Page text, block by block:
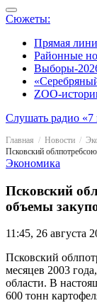
Сюжеты:
Прямая
Районные
Выборы-
ZOO-
Слушать радио «7
Главная Новости
Экономика
Псковский
объемы
11:45, 26 августа
Псковский
месяцев 2003
области. В
600 тонн